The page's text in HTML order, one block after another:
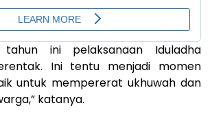
tahun ini pelaksanaan Iduladha
Ini tentu menjadi momen
untuk mempererat ukhuwah dan
katanya.